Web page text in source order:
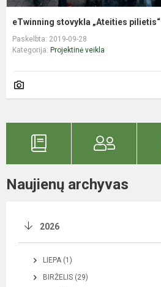
eTwinning stovykla „Ateities pilietis“
Paskelbta: 2019-09-28
Kategorija: Projektinė veikla
Naujienų archyvas
2026
LIEPA (1)
BIRŽELIS (29)